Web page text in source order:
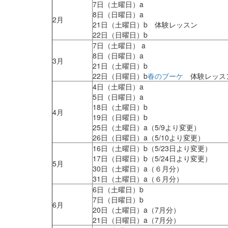
2月
7日（土曜日）a
8日（日曜日）a
21日（土曜日）b 体験レッスン
22日（日曜日）b
3月
7日（土曜日） a
8日（日曜日）a
21日（土曜日）b
22日（日曜日）b春のブーケ 体験レッス
4月
4日（土曜日）a
5日（日曜日）a
18日（土曜日）b
19日（日曜日）b
25日（土曜日）a（5/9より変更）
26日（日曜日）a（5/10より変更）
5月
16日（土曜日）b（5/23日より変更）
17日（日曜日）b（5/24日より変更）
30日（土曜日）a（６月分）
31日（土曜日）a（６月分）
6月
6日（土曜日）b
7日（日曜日）b
20日（土曜日）a（7月分）
21日（日曜日）a（7月分）